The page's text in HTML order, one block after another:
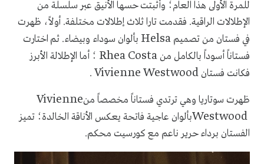
للمرة الأولى هذا العام؛ وأثبتت حسها الأنيق عبر سلسلة من
الإطلالات الراقية. فقدمت تارا ثلاث إطلالات مختلفة. أولاً، ظهرت
في فستان من تصميم Helsa بألوان سوداء وبيضاء. ثم اختارت
فستاناً أسوداً بالكامل منRhea Costa ؛ أما الإطلالة الأبرز
فكانت فستان Vivienne Westwood
.
ظهرت سوتاريا وهي ترتدي فستاناً مخصصاً منVivienne
Westwoodبألوان عاجية فاتحة يعكس الأناقة الخالدة؛ تميز
الفستان برداء حرير ناعم مع كورسيت محكم.